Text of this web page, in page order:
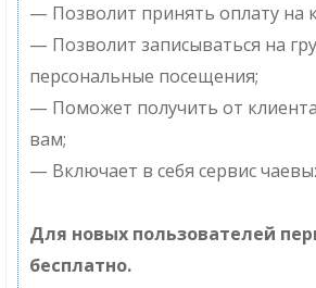
— Позволит принять оплату на
— Позволит записываться на
персональные посещения;
— Поможет получить от
вам;
— Включает в себя сервис
Для новых пользователей
бесплатно.